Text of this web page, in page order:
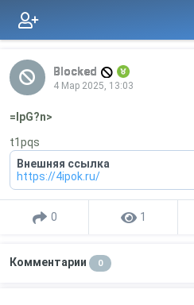
Blocked
4 Мар 2025, 13:03
=IpG?n>
t1pqs
Внешняя ссылка
https://4ipok.ru/
0 1
Комментарии 0